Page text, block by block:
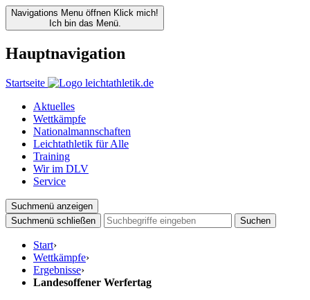
Navigations Menu öffnen Klick mich!
Ich bin das Menü.
Hauptnavigation
Startseite
Aktuelles
Wettkämpfe
Nationalmannschaften
Leichtathletik für Alle
Training
Wir im DLV
Service
Suchmenü anzeigen
Suchmenü schließen
Suchen
Start›
Wettkämpfe›
Ergebnisse›
Landesoffener Werfertag